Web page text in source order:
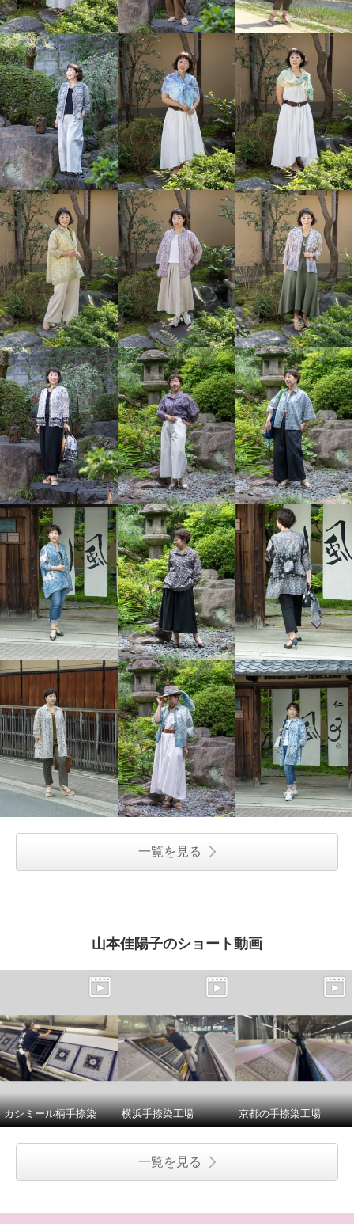
一覧を見る
山本佳陽子のショート動画
カシミール柄手捺染 横浜手捺染工場 京都の手捺染工場
一覧を見る